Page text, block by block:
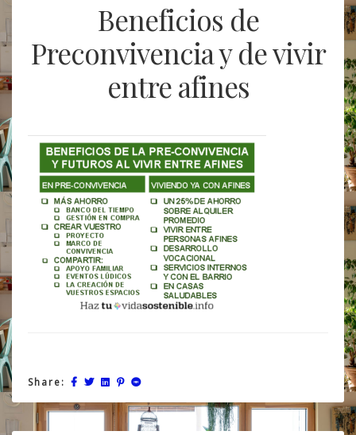
Beneficios de
Preconvivencia y de vivir
entre afines
Share: